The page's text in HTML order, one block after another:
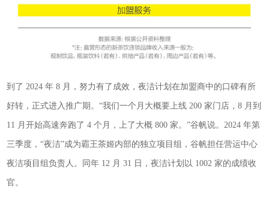
到了 2024 年 8 月，努力有了成效，夜洁计划在加盟商中的口碑有所
好转，正式进入推广期。“我们一个月大概要上线 200 家门店，8 月到
11 月开始高速奔跑了 4 个月，上了大概 800 家。”谷帆说。2024 年第
三季度，“夜洁”成为霸王茶姬内部的独立项目组，谷帆担任营运中心
夜洁项目组负责人。同年 12 月 31 日，夜洁计划以 1002 家的成绩收
官。